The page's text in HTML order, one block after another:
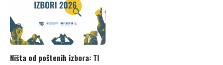
Ništa od poštenih izbora: TI